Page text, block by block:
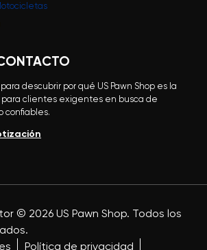
descubrir por qué US Pawn Shop es la
para clientes exigentes en busca de
confiables.
© 2026 US Pawn Shop. Todos los
Política de privacidad